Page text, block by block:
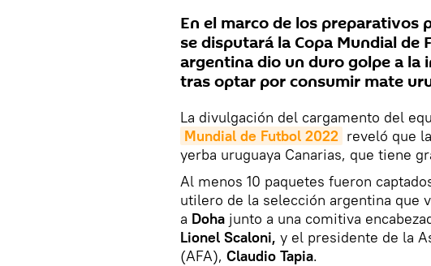
En el marco de los preparativos
se disputará la Copa Mundial de
argentina dio un duro golpe a
tras optar por consumir mate
La divulgación del cargamento del
Mundial de Futbol 2022 reveló que
yerba uruguaya Canarias, que tiene
Al menos 10 paquetes fueron
utilero de la selección argentina que
a Doha junto a una comitiva
Lionel Scaloni, y el presidente de la
(AFA), Claudio Tapia.